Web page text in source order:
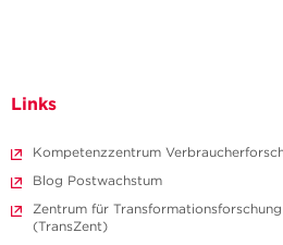
Links
Kompetenzzentrum
Blog Postwachstum
Zentrum für
(TransZent)